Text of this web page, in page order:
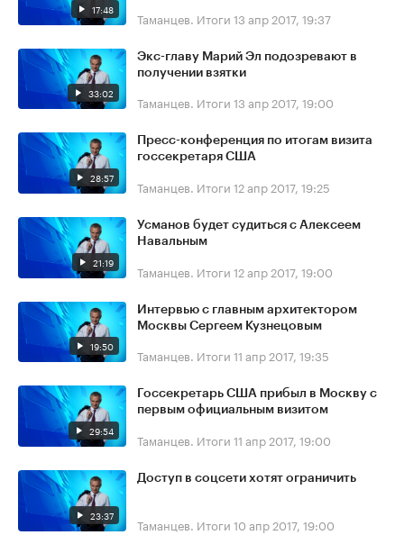
17:48 Таманцев. Итоги 13 апр 2017, 19:37
33:02
Экс-главу Марий Эл подозревают в
получении взятки
Таманцев. Итоги 13 апр 2017, 19:00
28:57
Пресс-конференция по итогам визита
госсекретаря США
Таманцев. Итоги 12 апр 2017, 19:25
21:19
Усманов будет судиться с Алексеем
Навальным
Таманцев. Итоги 12 апр 2017, 19:00
19:50
Интервью с главным архитектором
Москвы Сергеем Кузнецовым
Таманцев. Итоги 11 апр 2017, 19:35
29:54
Госсекретарь США прибыл в Москву с
первым официальным визитом
Таманцев. Итоги 11 апр 2017, 19:00
23:37
Доступ в соцсети хотят ограничить
Таманцев. Итоги 10 апр 2017, 19:00